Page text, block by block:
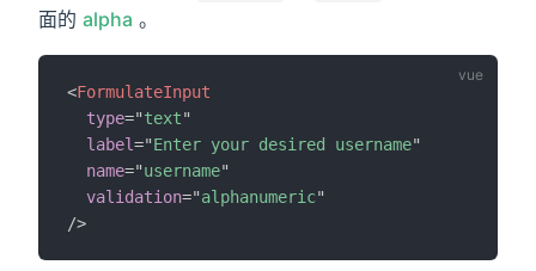
面的 alpha 。
<FormulateInput
type="text"
label="Enter your desired username"
name="username"
validation="alphanumeric"
/>